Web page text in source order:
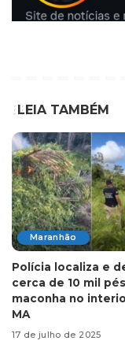
LEIA TAMBÉM
Maranhão
Polícia localiza e
cerca de 10 mil
maconha no
MA
17 de julho de 2025